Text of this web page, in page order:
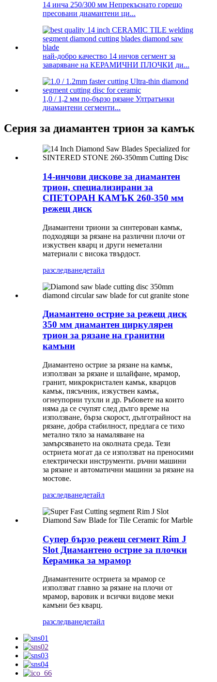
14 инча 250/300 мм Непрекъснато горещо
пресовани диамантени ци...
най-добро качество 14 инчов сегмент за
заваряване на КЕРАМИЧНИ ПЛОЧКИ ди...
1,0 / 1,2 мм по-бързо рязане Ултратънки
диамантени сегменти...
Серия за диамантен трион за камък
14-инчови дискове за диамантен
трион, специализирани за
СПЕТОРАН КАМЪК 260-350 мм
режещ диск
Диамантени триони за синтерован камък,
подходящи за рязане на различни плочи от
изкуствен кварц и други неметални
материали с висока твърдост.
разследванедетайл
Диамантено острие за режещ диск
350 мм диамантен циркулярен
трион за рязане на гранитни
камъни
Диамантено острие за рязане на камък,
използван за рязане и шлайфане, мрамор,
гранит, микрокристален камък, кварцов
камък, пясъчник, изкуствен камък,
огнеупорни тухли и др. Ръбовете на които
няма да се счупят след дълго време на
използване, бърза скорост, дълготрайност на
рязане, добра стабилност, предлага се тихо
метално тяло за намаляване на
замърсяването на околната среда. Тези
остриета могат да се използват на преносими
електрически инструменти. ръчни машини
за рязане и автоматични машини за рязане на
мостове.
разследванедетайл
Супер бързо режещ сегмент Rim J
Slot Диамантено острие за плочки
Керамика за мрамор
Диамантените остриета за мрамор се
използват главно за рязане на плочи от
мрамор, варовик и всички видове меки
камъни без кварц.
разследванедетайл